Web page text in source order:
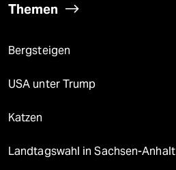
Themen
Bergsteigen
USA unter Trump
Katzen
Landtagswahl in Sachsen-Anhalt